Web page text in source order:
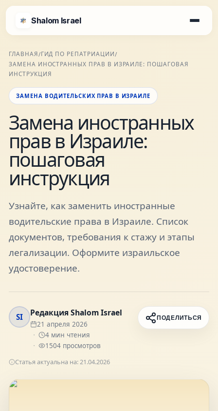
Shalom Israel
Блог
Афиша
Специалисты
Присоединяйтесь к нам
Получайте актуальные новости и советы о
ГЛАВНАЯ/ГИД ПО РЕПАТРИАЦИИ/
ЗАМЕНА ИНОСТРАННЫХ ПРАВ В ИЗРАИЛЕ: ПОШАГОВАЯ
ИНСТРУКЦИЯ
ЗАМЕНА ВОДИТЕЛЬСКИХ ПРАВ В ИЗРАИЛЕ
Замена иностранных
прав в Израиле:
пошаговая
инструкция
Узнайте, как заменить иностранные
водительские права в Израиле. Список
документов, требования к стажу и этапы
легализации. Оформите израильское
удостоверение.
SI Редакция Shalom Israel
21 апреля 2026
4мин чтения
1504просмотров
ПОДЕЛИТЬСЯ
Статья актуальна на: 21.04.2026